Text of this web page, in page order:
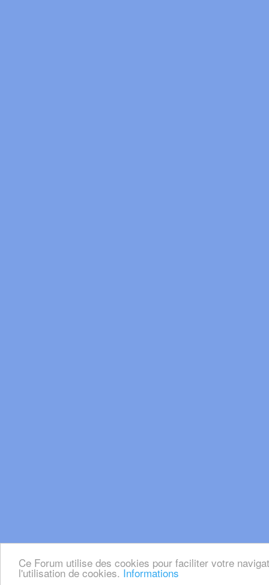
Ce Forum utilise des cookies pour faciliter votre
l'utilisation de cookies. Informations